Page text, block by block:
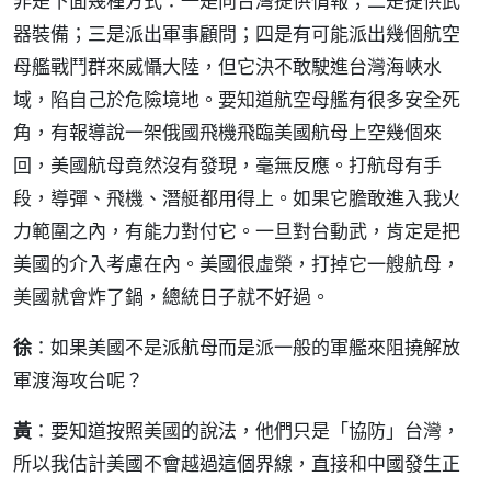
器裝備；三是派出軍事顧問；四是有可能派出幾個航空
母艦戰鬥群來威懾大陸，但它決不敢駛進台灣海峽水
域，陷自己於危險境地。要知道航空母艦有很多安全死
角，有報導說一架俄國飛機飛臨美國航母上空幾個來
回，美國航母竟然沒有發現，毫無反應。打航母有手
段，導彈、飛機、潛艇都用得上。如果它膽敢進入我火
力範圍之內，有能力對付它。一旦對台動武，肯定是把
美國的介入考慮在內。美國很虛榮，打掉它一艘航母，
美國就會炸了鍋，總統日子就不好過。
徐 ：如果美國不是派航母而是派一般的軍艦來阻撓解放
軍渡海攻台呢？
黃 ：要知道按照美國的說法，他們只是「協防」台灣，
所以我估計美國不會越過這個界線，直接和中國發生正